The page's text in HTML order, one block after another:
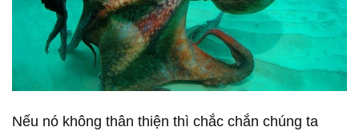
Nếu nó không thân thiện thì chắc chắn chúng ta